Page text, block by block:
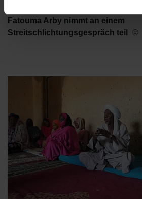
Fatouma Arby nimmt an einem
Streitschlichtungsgespräch teil